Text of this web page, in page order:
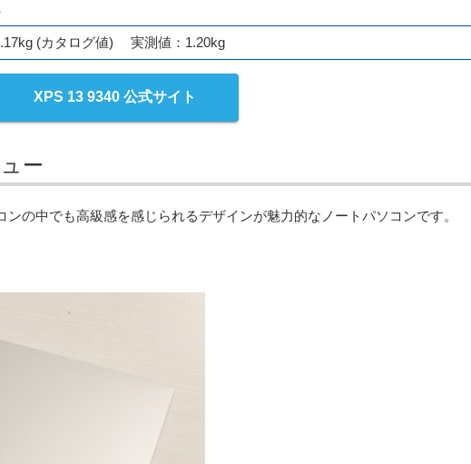
(カタログ値) 実測値：1.20kg
XPS 13 9340 公式サイト
ー
の中でも高級感を感じられるデザインが魅力的なノートパソコンです。